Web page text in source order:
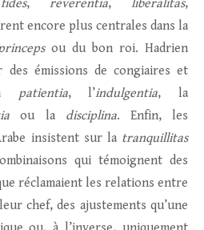
fides, reverentia, liberalitas,
encore plus centrales dans la
ou du bon roi. Hadrien
des émissions de congiaires et
patientia, l’indulgentia, la
ou la disciplina. Enfin, les
insistent sur la tranquillitas
qui témoignent des
réclamaient les relations entre
chef, des ajustements qu’une